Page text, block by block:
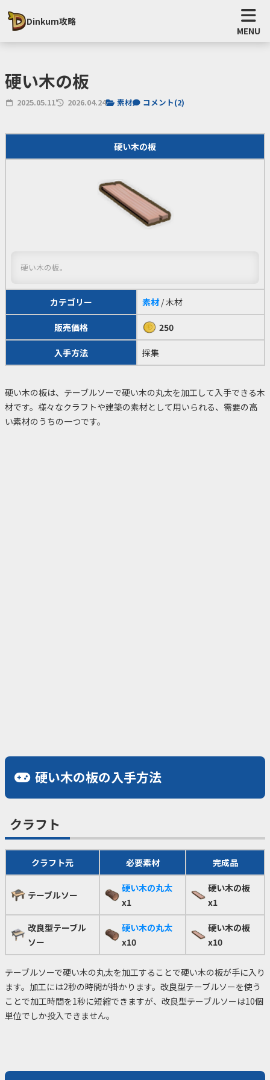
Dinkum攻略
MENU
硬い木の板
2025.05.11 2026.04.24 素材 コメント(2)
硬い木の板
硬い木の板。
カテゴリー 素材/ 木材
販売価格 250
入手方法 採集
硬い木の板は、テーブルソーで硬い木の丸太を加工して入手できる木
材です。様々なクラフトや建築の素材として用いられる、需要の高
い素材のうちの一つです。
硬い木の板の入手方法
クラフト
クラフト元 必要素材 完成品
テーブルソー
硬い木の丸太
x1
硬い木の板
x1
改良型テーブル
ソー
硬い木の丸太
x10
硬い木の板
x10
テーブルソーで硬い木の丸太を加工することで硬い木の板が手に入り
ます。加工には2秒の時間が掛かります。改良型テーブルソーを使う
ことで加工時間を1秒に短縮できますが、改良型テーブルソーは10個
単位でしか投入できません。